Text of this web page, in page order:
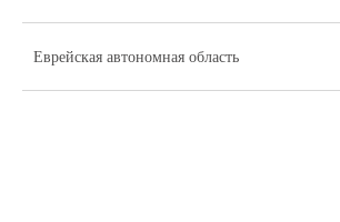
Еврейская автономная область